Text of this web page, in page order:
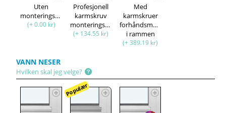
Uten
monteringssett
(+ 0.00 kr)
Profesjonell
karmskruv
monteringssett
(+ 134.55 kr)
Med
karmskruer
forhåndsmontert
i rammen
(+ 389.19 kr)
VANN NESER
Hvilken skal jeg velge?
Populær